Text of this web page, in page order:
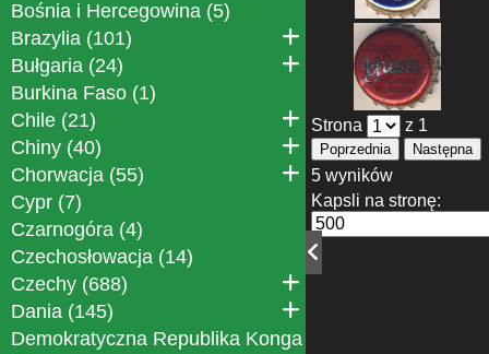
Bośnia i Hercegowina (5)
Brazylia (101)
Bułgaria (24)
Burkina Faso (1)
Chile (21)
Chiny (40)
Chorwacja (55)
Cypr (7)
Czarnogóra (4)
Czechosłowacja (14)
Czechy (688)
Dania (145)
Demokratyczna Republika Konga
Strona z 1
Poprzednia Następna
5 wyników
Kapsli na stronę: